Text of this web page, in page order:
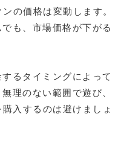
の価格は変動します。
も、市場価格が下がる
るタイミングによって
理のない範囲で遊び、
入するのは避けましょ